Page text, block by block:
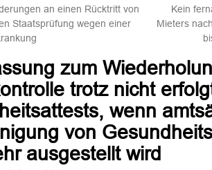
an einen Rücktritt von
Staatsprüfung wegen einer
Kein
Mieters
zum
trotz nicht
wenn
von
ausgestellt wird